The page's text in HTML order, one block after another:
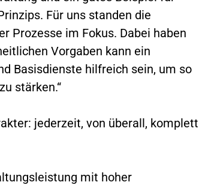
Für uns standen die
Prozesse im Fokus. Dabei haben
Vorgaben kann ein
Basisdienste hilfreich sein, um so
stärken.“
jederzeit, von überall, komplett
mit hoher